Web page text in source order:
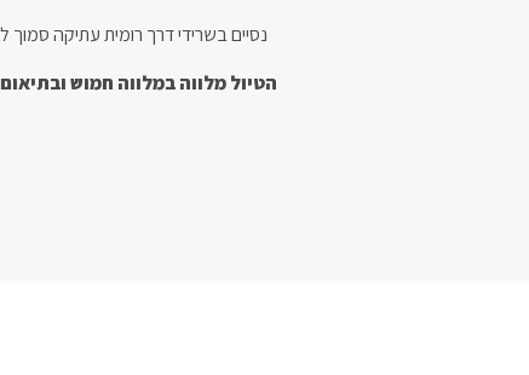
נסיים בשרידי דרך רומית עתיקה סמוך
הטיול מלווה במלווה חמוש